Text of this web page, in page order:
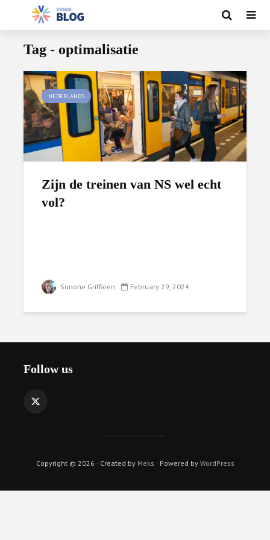
Tag - optimalisatie
NEDERLANDS
Zijn de treinen van NS wel echt
vol?
Simone Griffioen February 29, 2024
Follow us
Copyright © 2026 · Created by Meks · Powered by WordPress